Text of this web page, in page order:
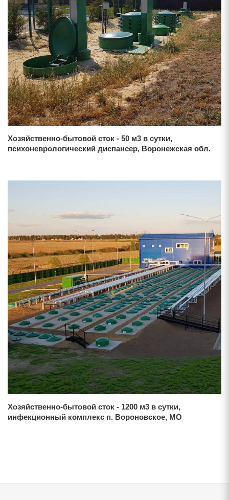
Хозяйственно-бытовой сток - 50 м3 в сутки,
психоневрологический диспансер, Воронежская обл.
Хозяйственно-бытовой сток - 1200 м3 в сутки,
инфекционный комплекс п. Вороновское, МО